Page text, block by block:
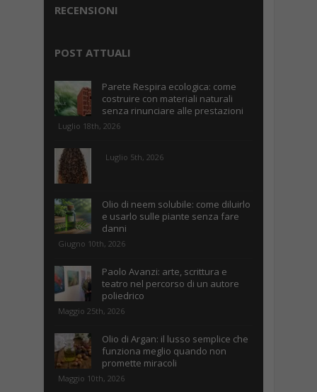
RECENSIONI
POST ATTUALI
Parete Respira ecologica: come
costruire con materiali naturali
senza rinunciare alle prestazioni
Luglio 18th, 2026
Luglio 5th, 2026
Olio di neem solubile: come diluirlo
e usarlo sulle piante senza fare
danni
Giugno 10th, 2026
Paolo Avanzi: arte, scrittura e
teatro nel percorso di un autore
poliedrico
Maggio 25th, 2026
Olio di Argan: il lusso semplice che
funziona meglio quando non
promette miracoli
Maggio 10th, 2026